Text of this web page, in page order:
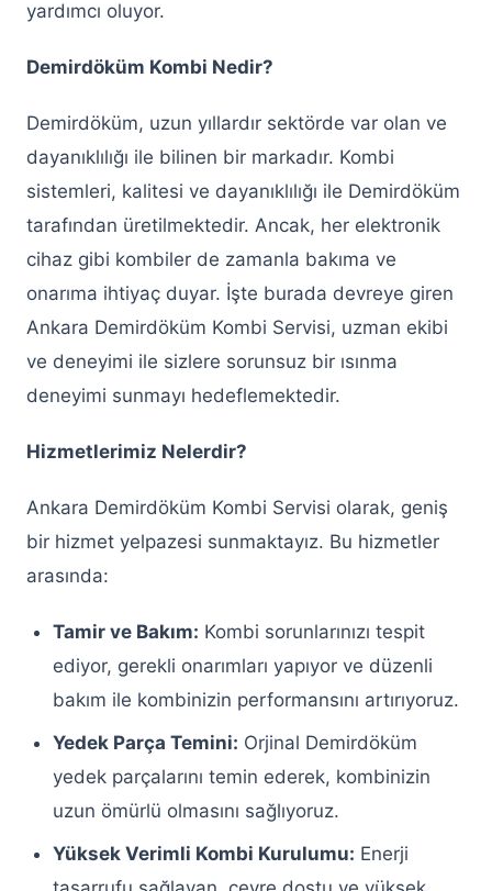
Keçiören Daikin Klima Servisi
Keçiören Kombi Servisi
Keçiören ECA Kombi Servisi
Keçiören Baymak Kombi Servisi
Keçiören Demirdöküm Kombi Servisi
Keçiören Protherm Kombi Servisi
Keçiören Buderus Kombi Servisi
Keçiören Çamaşır Makinesi Servisi
Servisi
Keçiören Bosch Çamaşır Makinesi
Keçiören Altus Çamaşır Makinesi
yardımcı oluyor.
Demirdöküm Kombi Nedir?
Demirdöküm, uzun yıllardır sektörde var olan ve
dayanıklılığı ile bilinen bir markadır. Kombi
sistemleri, kalitesi ve dayanıklılığı ile Demirdöküm
tarafından üretilmektedir. Ancak, her elektronik
cihaz gibi kombiler de zamanla bakıma ve
onarıma ihtiyaç duyar. İşte burada devreye giren
Ankara Demirdöküm Kombi Servisi, uzman ekibi
ve deneyimi ile sizlere sorunsuz bir ısınma
deneyimi sunmayı hedeflemektedir.
Hizmetlerimiz Nelerdir?
Ankara Demirdöküm Kombi Servisi olarak, geniş
bir hizmet yelpazesi sunmaktayız. Bu hizmetler
arasında:
Tamir ve Bakım: Kombi sorunlarınızı tespit
ediyor, gerekli onarımları yapıyor ve düzenli
bakım ile kombinizin performansını artırıyoruz.
Yedek Parça Temini: Orjinal Demirdöküm
yedek parçalarını temin ederek, kombinizin
uzun ömürlü olmasını sağlıyoruz.
Yüksek Verimli Kombi Kurulumu: Enerji